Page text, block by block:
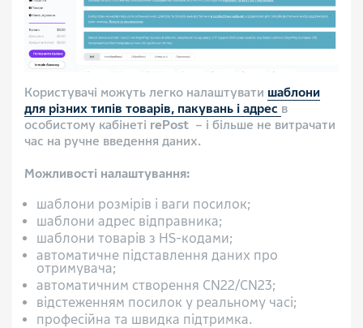
Користувачі можуть легко налаштувати шаблони
для різних типів товарів, пакувань і адрес в
особистому кабінеті rePost – і більше не витрачати
час на ручне введення даних.
Можливості налаштування:
шаблони розмірів і ваги посилок;
шаблони адрес відправника;
шаблони товарів з HS-кодами;
автоматичне підставлення даних про
отримувача;
автоматичним створення CN22/CN23;
відстеженням посилок у реальному часі;
професійна та швидка підтримка.